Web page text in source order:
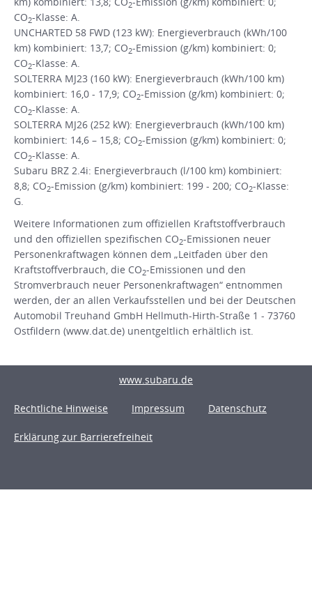
2
CO2-Klasse: A.
UNCHARTED 58 FWD (123 kW): Energieverbrauch (kWh/100
km) kombiniert: 13,7; CO2-Emission (g/km) kombiniert: 0;
CO2-Klasse: A.
SOLTERRA MJ23 (160 kW): Energieverbrauch (kWh/100 km)
kombiniert: 16,0 - 17,9; CO2-Emission (g/km) kombiniert: 0;
CO2-Klasse: A.
SOLTERRA MJ26 (252 kW): Energieverbrauch (kWh/100 km)
kombiniert: 14,6 – 15,8; CO2-Emission (g/km) kombiniert: 0;
CO2-Klasse: A.
Subaru BRZ 2.4i: Energieverbrauch (l/100 km) kombiniert:
8,8; CO2-Emission (g/km) kombiniert: 199 - 200; CO2-Klasse:
G.
Weitere Informationen zum offiziellen Kraftstoffverbrauch
und den offiziellen spezifischen CO2-Emissionen neuer
Personenkraftwagen können dem „Leitfaden über den
Kraftstoffverbrauch, die CO2-Emissionen und den
Stromverbrauch neuer Personenkraftwagen“ entnommen
werden, der an allen Verkaufsstellen und bei der Deutschen
Automobil Treuhand GmbH Hellmuth-Hirth-Straße 1 - 73760
Ostfildern (www.dat.de) unentgeltlich erhältlich ist.
www.subaru.de
Rechtliche Hinweise Impressum Datenschutz
Erklärung zur Barrierefreiheit